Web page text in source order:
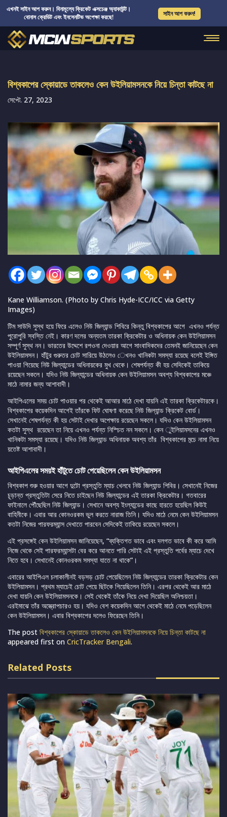
এখনই সাইন আপ করুন। বিনামূল্যে ক্রিকেট এক্সচেঞ্জ অ্যাকাউন্ট।
বোনাস ক্রেডিট এবং ইনসেনটিভ অপেক্ষা করছে!
সাইন আপ করুন!
বিশ্বকাপের স্কোয়াডে তাকলেও কেন উইলিয়ামসনকে নিয়ে চিন্তা কাটছে না
সেপ্টে. 27, 2023
Kane Williamson. (Photo by Chris Hyde-ICC/ICC via Getty
Images)
টিম সাউদি সুস্থ হয়ে ফিরে এলেও নিউ জিল্যান্ড শিবিরে কিন্তু বিশ্বকাপের আগে এখনও পর্যন্ত
পুরোপুরি স্বস্তি নেই। কারণ দলের অন্যতম তারকা ক্রিকেটার ও অধিনায়ক কেন উইলিয়ামসন
সম্পূর্ণ সুস্থ নন। ভারতের উদ্দেশে রপওনা দেওয়ার আগে সাংবাদিকদের তেমনই জানিয়েছেন কেন
উইলিয়ামসন। হাঁটুর গুরুতর চোট সারিয়ে উঠলেও েখনও খানিকটা সমস্যা রয়েছে বলেই ইঙ্গিত
পাওয়া গিয়েছে নিউ জিল্যান্ডের অধিনায়কের মুখ থেকে। শেষপর্যন্ত কী হয় সেদিকেই তাকিয়ে
রয়েছেন সকলে। যদিও নিউ জিল্যান্ডের অধিনায়ক কেন উইলিয়ামসন অবশ্য বিশ্বকাপের মঞ্চে
মাঠে নামার জন্য আশাবাদী।
আইপিএলের সময় চোট পাওয়ার পর থেকেই আআর মাঠে দেখা যায়নি এই তারকা ক্রিকেটারকে।
বিশ্বকাপের কয়েকদিন আগেই তাঁরকে ফিট ঘোষণা করেছে নিউ জিল্যান্ড ক্রিকেট বোর্ড।
সেখানেই শেষপর্যন্ত কী হয় সেটাই দেখার অপেক্ষায় রয়েছেন সকলে। যদিও কেন উইলিয়ামসন
কতটা সুস্থ রয়েছেন তা নিয়ে এখনও পর্যন্ত নিস্চিত নন সকলে। কেন ুইলিয়ামসনের এখনও
খানিকটা সমস্যা রয়েছে। যদিও নিউ জিল্যান্ড অধিনায়ক অবশ্য তাঁর বিশ্বকাপের ম়্চে নামা নিয়ে
য়তেষ্ট আশাবাদী।
আইপিএলের সময়ই হাঁটুতে চোট পেয়েছিলেন কেন উইলিয়ামসন
বিশ্বকাপ শুরু হওয়ার আগে দুটো প্রস্তুতি ম্যাচ খেলবে নিউ জিল্যান্ড শিবির। সেখানেই নিজের
চূড়ান্ত প্রস্তুতিটা সেরে নিতে চাইছেন নিউ জিল্যান্ডের এই তারকা ক্রিকেটার। গতবারের
ফাইনালে পৌঁছেছিল নিউ জিল্যান্ড। সেখানে অবশ্য ইংল্যান্ডের কাছে হারতে হয়েছিল কিউই
বাহিনীকে। এবার আর কোনওরকম ভুল করতে নারাজ তিনি। যদিও মাঠে নেমে কেন উইলিয়ামসন
কতটা নিজের পারফরম্যান্স দেখাতে পারবেন সেদিকেই তাকিয়ে রয়েছেন সকলে।
এই প্রসঙ্গেই কেন উইলিয়ামসন জানিয়েছেন, “ব্যক্তিগত ভাবে এবং দলগত ভাবে কী করে আমি
নিজে থেকে সেই পারফরম্যান্সটা বের করে আনতে পারি সেটাই এই প্রস্তুতি পর্বের ম্যাচে দেখে
নিতে হবে। সেখানেই কোনওরকম সমস্যা যাতে না থাকে”।
এবারের আইপিএল চলাকালীনই বড়সড় চোট পেয়েছিলেন নিউ জিল্যান্ডের তারকা ক্রিকেটার কেন
উইলিয়ামসন। প্রথম ম্যাচেই চোট পেয়ে ছিটকে গিয়েছিলেন তিনি। এরপর থেকেই আর মাঠে
দেখা যায়নি কেন উইলিয়ামসনকে। সেই থেকেই তাঁকে নিয়ে দেখা দিয়েছিল অনিশ্চয়তা।
এরইমাঝে তাঁর অস্ত্রোপচারও হয়। যদিও বেশ কয়েকদিন আগে থেকেই মাঠে নেমে পড়েছিলেন
কেন উইলিয়ামসন। এবার বিশ্বকাপের দলেও ফিরেছেন তিনি।
The post বিশ্বকাপের স্কোয়াডে তাকলেও কেন উইলিয়ামসনকে নিয়ে চিন্তা কাটছে না
appeared first on CricTracker Bengali.
Related Posts